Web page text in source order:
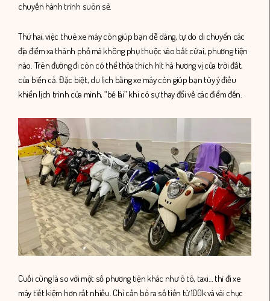
chuyến hành trình suôn sẻ.
Thứ hai, việc thuê xe máy còn giúp bạn dễ dàng, tự do di chuyển các
địa điểm xa thành phố mà không phụ thuộc vào bất cứ ai, phương tiện
nào. Trên đường đi còn có thể thỏa thích hít hà hương vị của trời đất,
của biển cả. Đặc biệt, du lịch bằng xe máy còn giúp bạn tùy ý điều
khiển lịch trình của mình, “bẻ lái” khi có sự thay đổi về các điểm đến.
Cuối cùng là so với một số phương tiện khác như ô tô, taxi… thì đi xe
máy tiết kiệm hơn rất nhiều. Chỉ cần bỏ ra số tiền từ 100k và vài chục